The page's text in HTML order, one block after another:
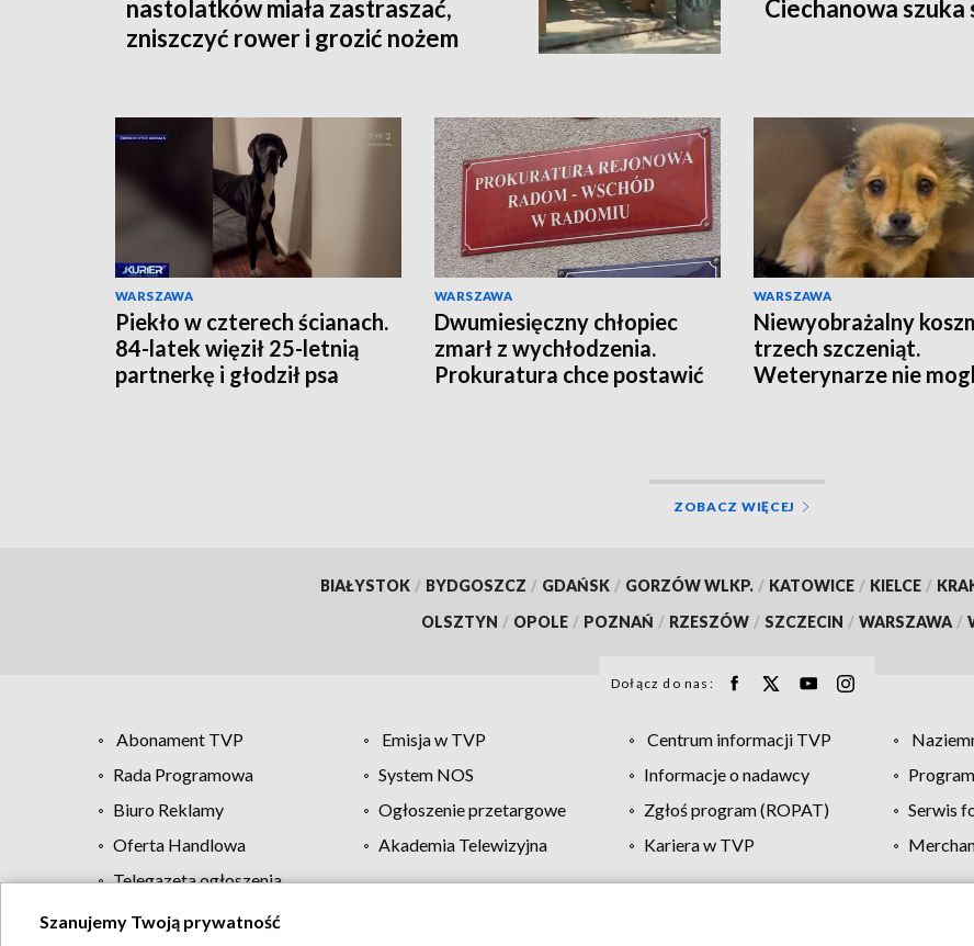
nastolatków miała zastraszać,
zniszczyć rower i grozić nożem
Ciechanowa szuka
WARSZAWA
Piekło w czterech ścianach.
84-latek więził 25-letnią
partnerkę i głodził psa
WARSZAWA
Dwumiesięczny chłopiec
zmarł z wychłodzenia.
Prokuratura chce postawić
WARSZAWA
Niewyobrażalny
trzech szczeniąt.
Weterynarze nie
ZOBACZ WIĘCEJ
BIAŁYSTOK / BYDGOSZCZ / GDAŃSK / GORZÓW WLKP. / KATOWICE / KIELCE /
OLSZTYN / OPOLE / POZNAŃ / RZESZÓW / SZCZECIN / WARSZAWA /
Dołącz do nas:
Abonament TVP Emisja w TVP Centrum informacji TVP
Rada Programowa
System NOS Informacje o nadawcy
Biuro Reklamy
Ogłoszenie przetargowe Zgłoś program (ROPAT)
Serwis
Oferta Handlowa
Akademia Telewizyjna Kariera w TVP
Telegazeta ogłoszenia
Szanujemy Twoją prywatność